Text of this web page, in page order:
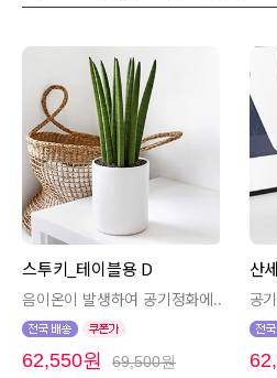
스투키_테이블용 D
음이온이 발생하여 공기정화에..
62,550원 69,500원
산
공